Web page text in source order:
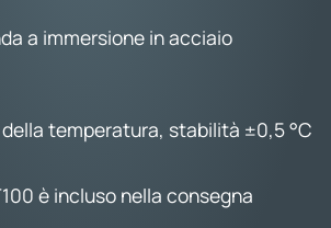
a immersione in acciaio
temperatura, stabilità ±0,5 °C
è incluso nella consegna